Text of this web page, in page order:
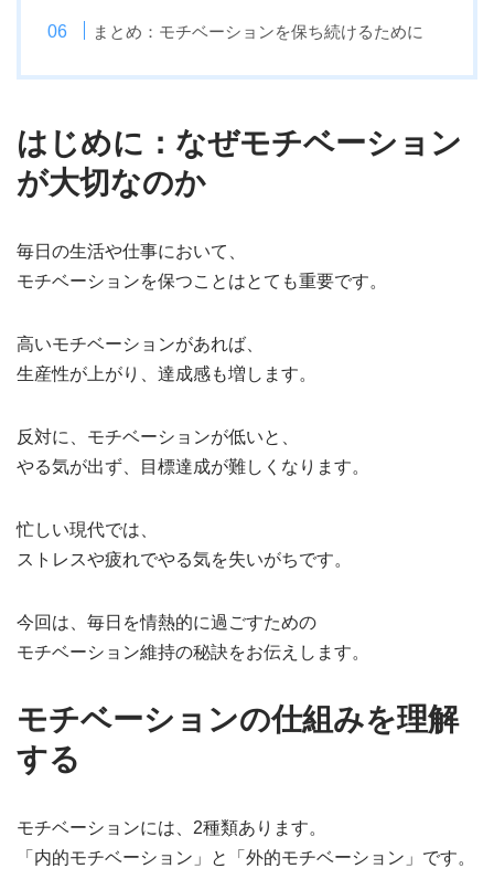
まとめ：モチベーションを保ち続けるために
はじめに：なぜモチベーション
が大切なのか
毎日の生活や仕事において、
モチベーションを保つことはとても重要です。
高いモチベーションがあれば、
生産性が上がり、達成感も増します。
反対に、モチベーションが低いと、
やる気が出ず、目標達成が難しくなります。
忙しい現代では、
ストレスや疲れでやる気を失いがちです。
今回は、毎日を情熱的に過ごすための
モチベーション維持の秘訣をお伝えします。
モチベーションの仕組みを理解
する
モチベーションには、2種類あります。
「内的モチベーション」と「外的モチベーション」です。